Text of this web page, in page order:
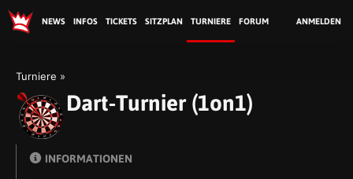
NEWS INFOS TICKETS SITZPLAN TURNIERE FORUM ANMELDEN
Turniere
Dart-Turnier (1on1)
INFORMATIONEN